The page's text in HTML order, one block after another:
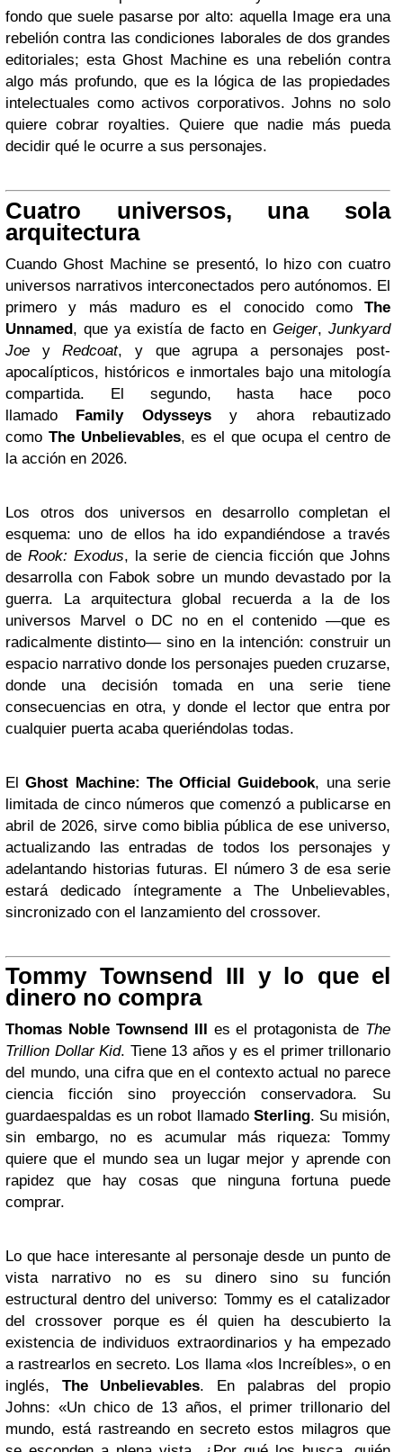
fondo que suele pasarse por alto: aquella Image era una
rebelión contra las condiciones laborales de dos grandes
editoriales; esta Ghost Machine es una rebelión contra
algo más profundo, que es la lógica de las propiedades
intelectuales como activos corporativos. Johns no solo
quiere cobrar royalties. Quiere que nadie más pueda
decidir qué le ocurre a sus personajes.
Cuatro universos, una sola
arquitectura
Cuando Ghost Machine se presentó, lo hizo con cuatro
universos narrativos interconectados pero autónomos. El
primero y más maduro es el conocido como The
Unnamed, que ya existía de facto en Geiger, Junkyard
Joe yRedcoat, y que agrupa a personajes post-
apocalípticos, históricos e inmortales bajo una mitología
compartida. El segundo, hasta hace poco
llamado Family Odysseysy ahora rebautizado
como The Unbelievables, es el que ocupa el centro de
la acción en 2026.
Los otros dos universos en desarrollo completan el
esquema: uno de ellos ha ido expandiéndose a través
de Rook: Exodus, la serie de ciencia ficción que Johns
desarrolla con Fabok sobre un mundo devastado por la
guerra. La arquitectura global recuerda a la de los
universos Marvel o DC no en el contenido —que es
radicalmente distinto— sino en la intención: construir un
espacio narrativo donde los personajes pueden cruzarse,
donde una decisión tomada en una serie tiene
consecuencias en otra, y donde el lector que entra por
cualquier puerta acaba queriéndolas todas.
ElGhost Machine: The Official Guidebook, una serie
limitada de cinco números que comenzó a publicarse en
abril de 2026, sirve como biblia pública de ese universo,
actualizando las entradas de todos los personajes y
adelantando historias futuras. El número 3 de esa serie
estará dedicado íntegramente a The Unbelievables,
sincronizado con el lanzamiento del crossover.
Tommy Townsend III y lo que el
dinero no compra
Thomas Noble Townsend III es el protagonista de The
Trillion Dollar Kid. Tiene 13 años y es el primer trillonario
del mundo, una cifra que en el contexto actual no parece
ciencia ficción sino proyección conservadora. Su
guardaespaldas es un robot llamado Sterling. Su misión,
sin embargo, no es acumular más riqueza: Tommy
quiere que el mundo sea un lugar mejor y aprende con
rapidez que hay cosas que ninguna fortuna puede
comprar.
Lo que hace interesante al personaje desde un punto de
vista narrativo no es su dinero sino su función
estructural dentro del universo: Tommy es el catalizador
del crossover porque es él quien ha descubierto la
existencia de individuos extraordinarios y ha empezado
a rastrearlos en secreto. Los llama «los Increíbles», o en
inglés, The Unbelievables. En palabras del propio
Johns: «Un chico de 13 años, el primer trillonario del
mundo, está rastreando en secreto estos milagros que